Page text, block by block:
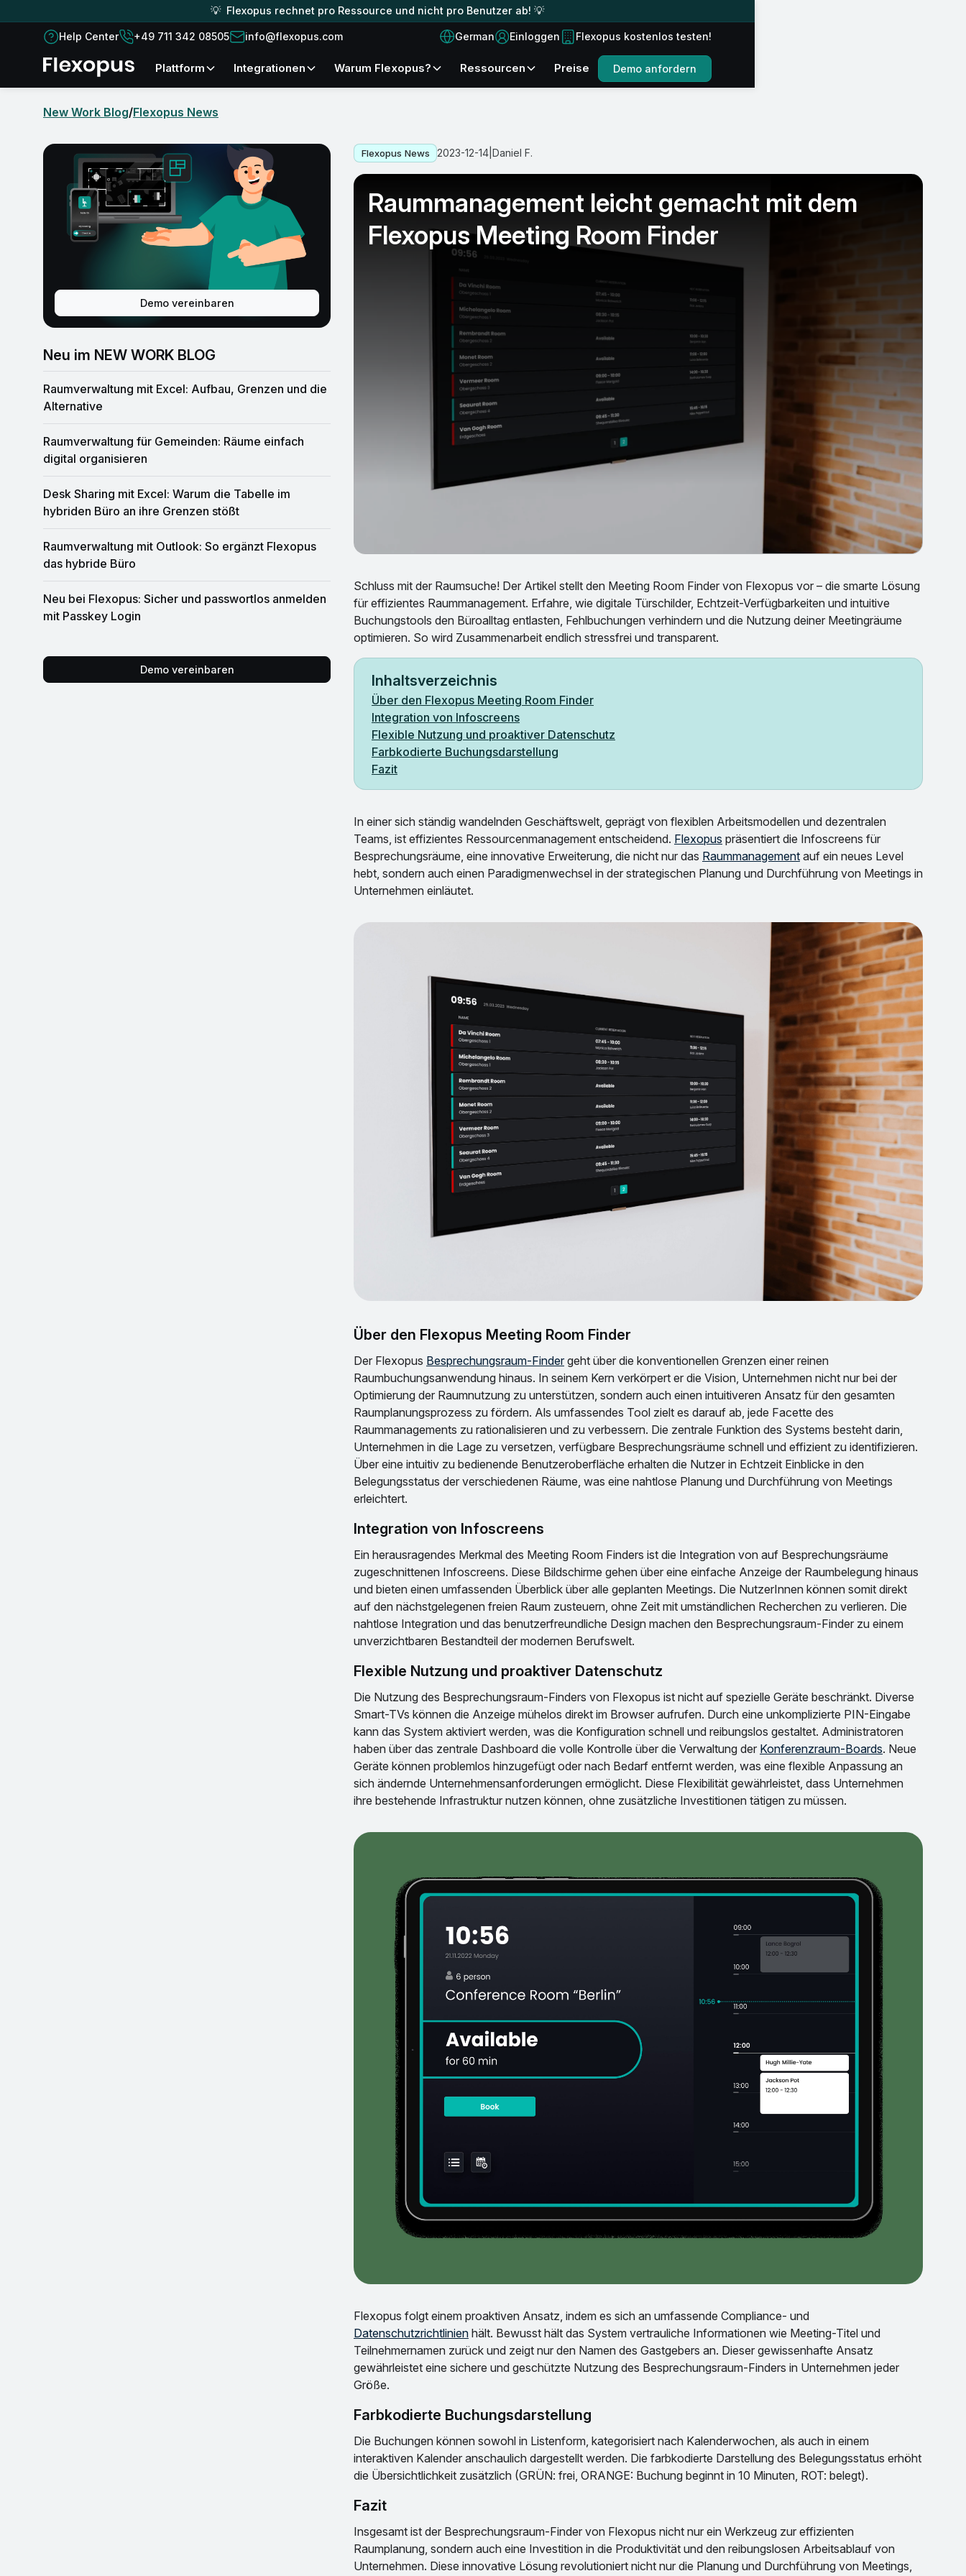
💡 Flexopus rechnet pro Ressource und nicht pro Benutzer ab! 💡
Help Center +49 711 342 08505 info@flexopus.com German Einloggen Flexopus kostenlos testen!
Plattform Integrationen Warum Flexopus? Ressourcen Preise Demo anfordern
New Work Blog/Flexopus News
Demo vereinbaren
Neu im NEW WORK BLOG
Raumverwaltung mit Excel: Aufbau, Grenzen und die
Alternative
Raumverwaltung für Gemeinden: Räume einfach
digital organisieren
Desk Sharing mit Excel: Warum die Tabelle im
hybriden Büro an ihre Grenzen stößt
Raumverwaltung mit Outlook: So ergänzt Flexopus
das hybride Büro
Neu bei Flexopus: Sicher und passwortlos anmelden
mit Passkey Login
Demo vereinbaren
Flexopus News 2023-12-14 |Daniel F.
Raummanagement leicht gemacht mit dem
Flexopus Meeting Room Finder
Schluss mit der Raumsuche! Der Artikel stellt den Meeting Room Finder von Flexopus vor – die smarte Lösung
für effizientes Raummanagement. Erfahre, wie digitale Türschilder, Echtzeit-Verfügbarkeiten und intuitive
Buchungstools den Büroalltag entlasten, Fehlbuchungen verhindern und die Nutzung deiner Meetingräume
optimieren. So wird Zusammenarbeit endlich stressfrei und transparent.
Inhaltsverzeichnis
Über den Flexopus Meeting Room Finder
Integration von Infoscreens
Flexible Nutzung und proaktiver Datenschutz
Farbkodierte Buchungsdarstellung
Fazit
In einer sich ständig wandelnden Geschäftswelt, geprägt von flexiblen Arbeitsmodellen und dezentralen
Teams, ist effizientes Ressourcenmanagement entscheidend. Flexopus präsentiert die Infoscreens für
Besprechungsräume, eine innovative Erweiterung, die nicht nur das Raummanagement auf ein neues Level
hebt, sondern auch einen Paradigmenwechsel in der strategischen Planung und Durchführung von Meetings in
Unternehmen einläutet.
Über den Flexopus Meeting Room Finder
Der Flexopus Besprechungsraum-Finder geht über die konventionellen Grenzen einer reinen
Raumbuchungsanwendung hinaus. In seinem Kern verkörpert er die Vision, Unternehmen nicht nur bei der
Optimierung der Raumnutzung zu unterstützen, sondern auch einen intuitiveren Ansatz für den gesamten
Raumplanungsprozess zu fördern. Als umfassendes Tool zielt es darauf ab, jede Facette des
Raummanagements zu rationalisieren und zu verbessern. Die zentrale Funktion des Systems besteht darin,
Unternehmen in die Lage zu versetzen, verfügbare Besprechungsräume schnell und effizient zu identifizieren.
Über eine intuitiv zu bedienende Benutzeroberfläche erhalten die Nutzer in Echtzeit Einblicke in den
Belegungsstatus der verschiedenen Räume, was eine nahtlose Planung und Durchführung von Meetings
erleichtert.
Integration von Infoscreens
Ein herausragendes Merkmal des Meeting Room Finders ist die Integration von auf Besprechungsräume
zugeschnittenen Infoscreens. Diese Bildschirme gehen über eine einfache Anzeige der Raumbelegung hinaus
und bieten einen umfassenden Überblick über alle geplanten Meetings. Die NutzerInnen können somit direkt
auf den nächstgelegenen freien Raum zusteuern, ohne Zeit mit umständlichen Recherchen zu verlieren. Die
nahtlose Integration und das benutzerfreundliche Design machen den Besprechungsraum-Finder zu einem
unverzichtbaren Bestandteil der modernen Berufswelt.
Flexible Nutzung und proaktiver Datenschutz
Die Nutzung des Besprechungsraum-Finders von Flexopus ist nicht auf spezielle Geräte beschränkt. Diverse
Smart-TVs können die Anzeige mühelos direkt im Browser aufrufen. Durch eine unkomplizierte PIN-Eingabe
kann das System aktiviert werden, was die Konfiguration schnell und reibungslos gestaltet. Administratoren
haben über das zentrale Dashboard die volle Kontrolle über die Verwaltung der Konferenzraum-Boards. Neue
Geräte können problemlos hinzugefügt oder nach Bedarf entfernt werden, was eine flexible Anpassung an
sich ändernde Unternehmensanforderungen ermöglicht. Diese Flexibilität gewährleistet, dass Unternehmen
ihre bestehende Infrastruktur nutzen können, ohne zusätzliche Investitionen tätigen zu müssen.
Flexopus folgt einem proaktiven Ansatz, indem es sich an umfassende Compliance- und
Datenschutzrichtlinien hält. Bewusst hält das System vertrauliche Informationen wie Meeting-Titel und
Teilnehmernamen zurück und zeigt nur den Namen des Gastgebers an. Dieser gewissenhafte Ansatz
gewährleistet eine sichere und geschützte Nutzung des Besprechungsraum-Finders in Unternehmen jeder
Größe.
Farbkodierte Buchungsdarstellung
Die Buchungen können sowohl in Listenform, kategorisiert nach Kalenderwochen, als auch in einem
interaktiven Kalender anschaulich dargestellt werden. Die farbkodierte Darstellung des Belegungsstatus erhöht
die Übersichtlichkeit zusätzlich (GRÜN: frei, ORANGE: Buchung beginnt in 10 Minuten, ROT: belegt).
Fazit
Insgesamt ist der Besprechungsraum-Finder von Flexopus nicht nur ein Werkzeug zur effizienten
Raumplanung, sondern auch eine Investition in die Produktivität und den reibungslosen Arbeitsablauf von
Unternehmen. Diese innovative Lösung revolutioniert nicht nur die Planung und Durchführung von Meetings,